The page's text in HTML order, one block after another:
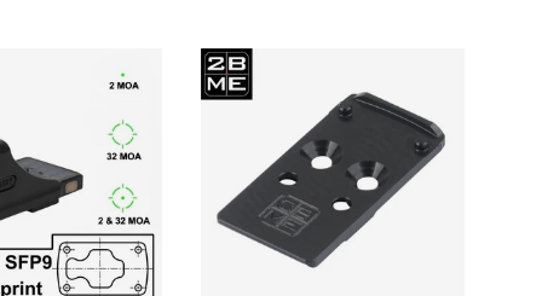
Kosárba rakás